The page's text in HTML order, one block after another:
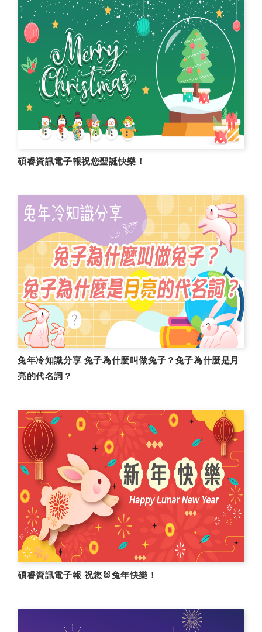
碩睿資訊電子報祝您聖誕快樂！
兔年冷知識分享 兔子為什麼叫做兔子？兔子為什麼是月
亮的代名詞？
碩睿資訊電子報 祝您🐰兔年快樂！